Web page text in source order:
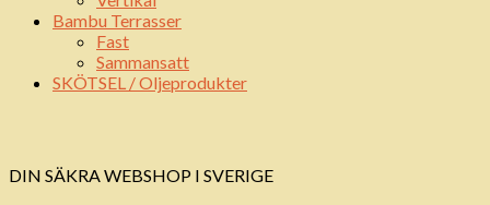
Bambu Terrasser
Fast
Sammansatt
SKÖTSEL / Oljeprodukter
DIN SÄKRA WEBSHOP I SVERIGE